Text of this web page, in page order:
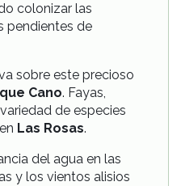
colonizar las
pendientes de
sobre este precioso
Cano. Fayas,
de especies
Las Rosas.
del agua en las
y los vientos alisios